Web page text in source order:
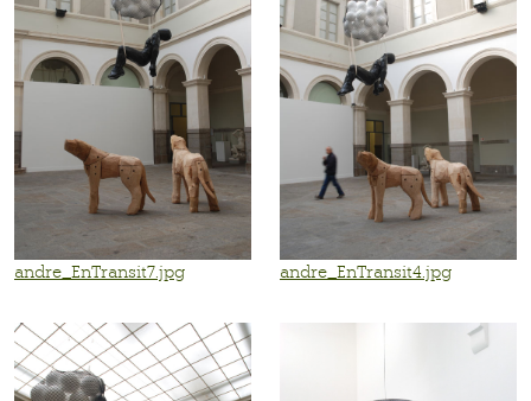
andre_EnTransit7.jpg andre_EnTransit4.jpg